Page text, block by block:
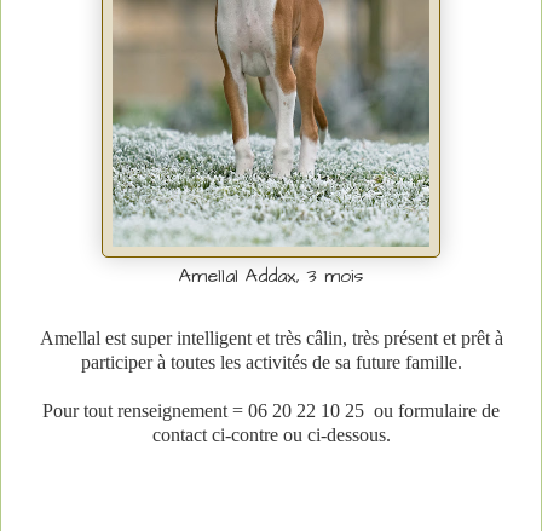
Amellal Addax, 3 mois
Amellal est super intelligent et très câlin, très présent et prêt à
participer à toutes les activités de sa future famille.
Pour tout renseignement = 06 20 22 10 25 ou formulaire de
contact ci-contre ou ci-dessous.